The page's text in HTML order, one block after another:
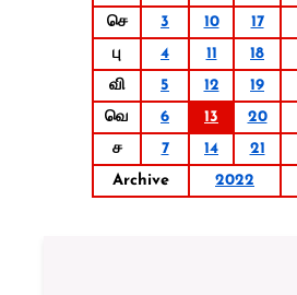
செ
3 10 17
பு
4 11 18
வி
5 12 19
வெ
6 13 20
ச
7 14 21
Archive
2022